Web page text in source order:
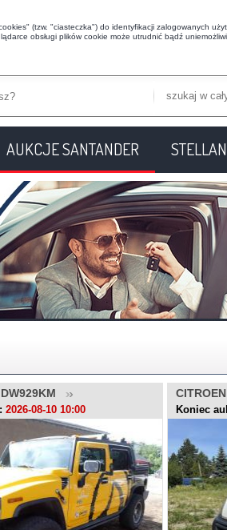
(tzw. "ciasteczka") do identyfikacji zalogowanych
obsługi plików cookie może utrudnić bądź
szukaj w
AUKCJE SANTANDER
2026-08-10 10:00 Koniec